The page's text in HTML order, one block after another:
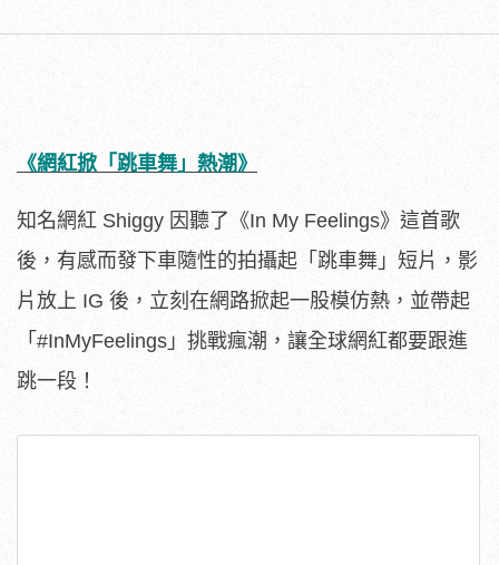
《網紅掀「跳車舞」熱潮》
知名網紅 Shiggy 因聽了《In My Feelings》這首歌
後，有感而發下車隨性的拍攝起「跳車舞」短片，影
片放上 IG 後，立刻在網路掀起一股模仿熱，並帶起
「#InMyFeelings」挑戰瘋潮，讓全球網紅都要跟進
跳一段！